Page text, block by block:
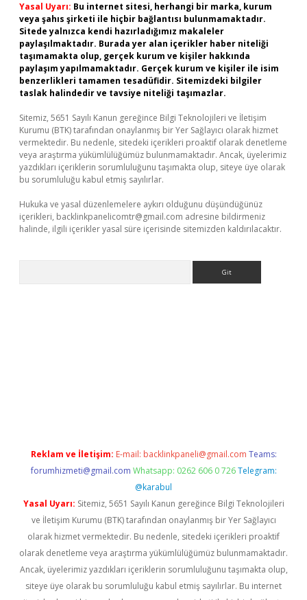
Yasal Uyarı: Bu internet sitesi, herhangi bir marka, kurum
veya şahıs şirketi ile hiçbir bağlantısı bulunmamaktadır.
Sitede yalnızca kendi hazırladığımız makaleler
paylaşılmaktadır. Burada yer alan içerikler haber niteliği
taşımamakta olup, gerçek kurum ve kişiler hakkında
paylaşım yapılmamaktadır. Gerçek kurum ve kişiler ile isim
benzerlikleri tamamen tesadüfidir. Sitemizdeki bilgiler
taslak halindedir ve tavsiye niteliği taşımazlar.
Sitemiz, 5651 Sayılı Kanun gereğince Bilgi Teknolojileri ve İletişim
Kurumu (BTK) tarafından onaylanmış bir Yer Sağlayıcı olarak hizmet
vermektedir. Bu nedenle, sitedeki içerikleri proaktif olarak denetleme
veya araştırma yükümlülüğümüz bulunmamaktadır. Ancak, üyelerimiz
yazdıkları içeriklerin sorumluluğunu taşımakta olup, siteye üye olarak
bu sorumluluğu kabul etmiş sayılırlar.
Hukuka ve yasal düzenlemelere aykırı olduğunu düşündüğünüz
içerikleri, backlinkpanelicomtr@gmail.com adresine bildirmeniz
halinde, ilgili içerikler yasal süre içerisinde sitemizden kaldırılacaktır.
Reklam ve İletişim: E-mail: backlinkpaneli@gmail.com Teams:
forumhizmeti@gmail.com Whatsapp: 0262 606 0 726 Telegram:
@karabul
Yasal Uyarı: Sitemiz, 5651 Sayılı Kanun gereğince Bilgi Teknolojileri
ve İletişim Kurumu (BTK) tarafından onaylanmış bir Yer Sağlayıcı
olarak hizmet vermektedir. Bu nedenle, sitedeki içerikleri proaktif
olarak denetleme veya araştırma yükümlülüğümüz bulunmamaktadır.
Ancak, üyelerimiz yazdıkları içeriklerin sorumluluğunu taşımakta olup,
siteye üye olarak bu sorumluluğu kabul etmiş sayılırlar. Bu internet